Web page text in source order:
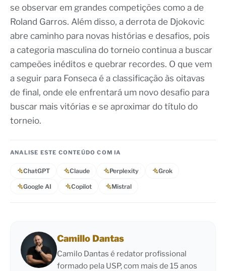
se observar em grandes competições como a de
Roland Garros. Além disso, a derrota de Djokovic
abre caminho para novas histórias e desafios, pois
a categoria masculina do torneio continua a buscar
campeões inéditos e quebrar recordes. O que vem
a seguir para Fonseca é a classificação às oitavas
de final, onde ele enfrentará um novo desafio para
buscar mais vitórias e se aproximar do título do
torneio.
ANALISE ESTE CONTEÚDO COM IA
ChatGPT Claude Perplexity Grok
Google AI Copilot Mistral
Camillo Dantas
Camilo Dantas é redator profissional
formado pela USP, com mais de 15 anos